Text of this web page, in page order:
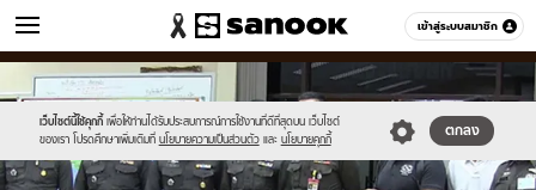
เข้าสู่ระบบสมาชิก
ข่าว หมวดอื่นๆ
เว็บไซต์นี้ใช้คุกกี้ เพื่อให้ท่านได้รับประสบการณ์การใช้งานที่ดีที่สุดบน เว็บไซต์
ของเรา โปรดศึกษาเพิ่มเติมที่ นโยบายความเป็นส่วนตัว และ นโยบายคุกกี้
ตกลง
Sanook
//s.isanook.com/sr/0/images/logo-
new-
sanook.png
600
60
//s.isanook.com/ns/0/ud/363/1817066/626779-
01.jpg